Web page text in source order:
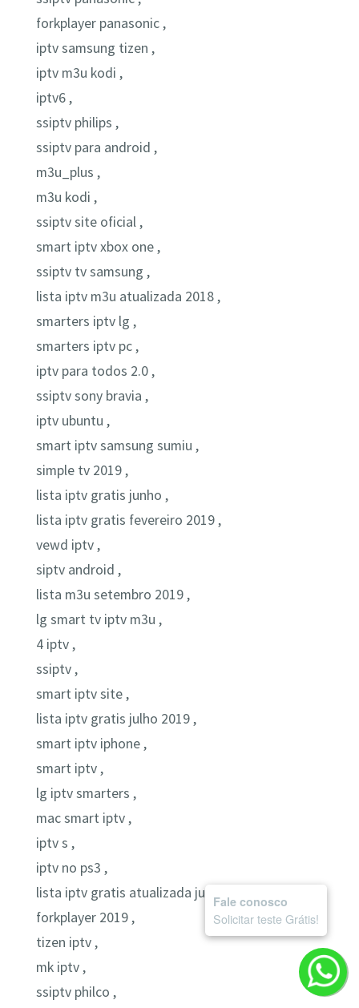
forkplayer panasonic ,
iptv samsung tizen ,
iptv m3u kodi ,
iptv6 ,
ssiptv philips ,
ssiptv para android ,
m3u_plus ,
m3u kodi ,
ssiptv site oficial ,
smart iptv xbox one ,
ssiptv tv samsung ,
lista iptv m3u atualizada 2018 ,
smarters iptv lg ,
smarters iptv pc ,
iptv para todos 2.0 ,
ssiptv sony bravia ,
iptv ubuntu ,
smart iptv samsung sumiu ,
simple tv 2019 ,
lista iptv gratis junho ,
lista iptv gratis fevereiro 2019 ,
vewd iptv ,
siptv android ,
lista m3u setembro 2019 ,
lg smart tv iptv m3u ,
4 iptv ,
ssiptv ,
smart iptv site ,
lista iptv gratis julho 2019 ,
smart iptv iphone ,
smart iptv ,
lg iptv smarters ,
mac smart iptv ,
iptv s ,
iptv no ps3 ,
lista iptv gratis atualizada junho 2019 ,
forkplayer 2019 ,
tizen iptv ,
mk iptv ,
ssiptv philco ,
Fale conosco
Solicitar teste Grátis!